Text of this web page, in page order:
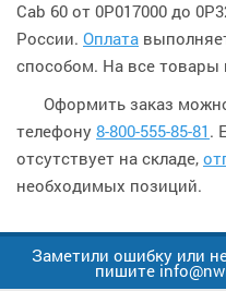
Cab 60 от 0P017000 до
России. Оплата
способом. На все товары
Оформить заказ
телефону 8-800-555-85-81 .
отсутствует на складе,
необходимых позиций.
Заметили ошибку или
пишите